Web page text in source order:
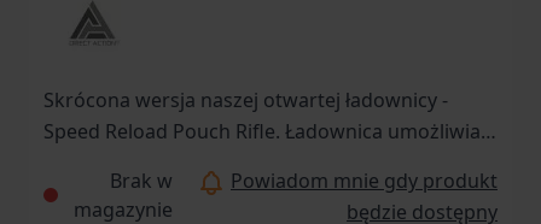
Skrócona wersja naszej otwartej ładownicy -
Speed Reload Pouch Rifle. Ładownica umożliwia
zapewniając jednocześnie w pełni bezpieczne i
Brak w
magazynie
Powiadom mnie gdy produkt
będzie dostępny